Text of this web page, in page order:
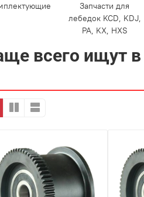
Запчасти для
лебедок KCD, KDJ,
PA, KX, HXS
всего ищут